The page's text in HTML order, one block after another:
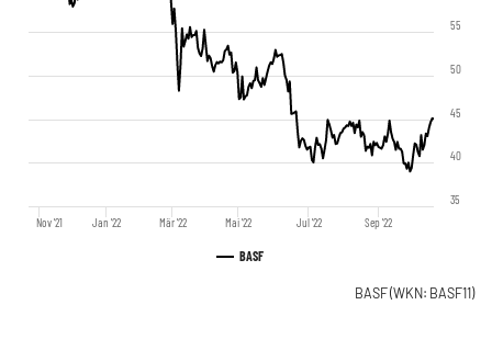
BASF
Nov '21 Jan '22 Mär '22 Mai '22 Jul '22 Sep '22
35
40
45
50
55
BASF(WKN: BASF11)